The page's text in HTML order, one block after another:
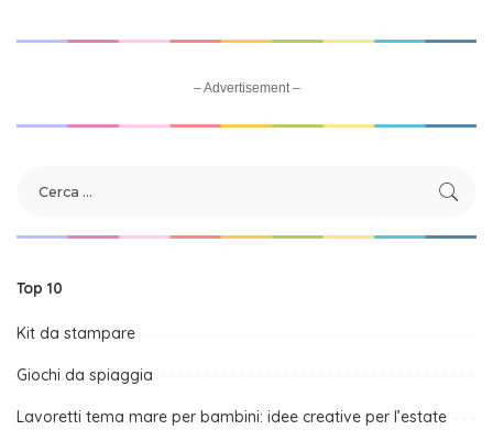
– Advertisement –
Top 10
Kit da stampare
Giochi da spiaggia
Lavoretti tema mare per bambini: idee creative per l’estate